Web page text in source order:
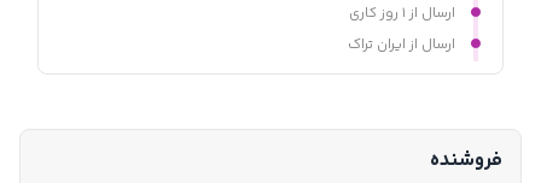
ارسال از ۱ روز کاری
ارسال از ایران تراک
فروشنده